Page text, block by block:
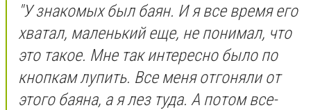
"У знакомых был баян. И я все время его
хватал, маленький еще, не понимал, что
это такое. Мне так интересно было по
кнопкам лупить. Все меня отгоняли от
этого баяна, а я лез туда. А потом все-